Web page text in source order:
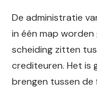
De administratie
in één map worden
scheiding zitten
crediteuren. Het is
brengen tussen de